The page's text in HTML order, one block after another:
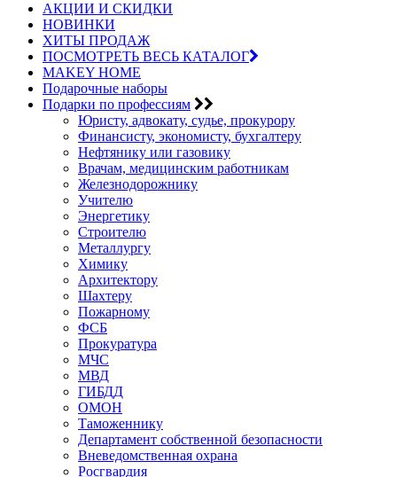
АКЦИИ И СКИДКИ
НОВИНКИ
ХИТЫ ПРОДАЖ
ПОСМОТРЕТЬ ВЕСЬ КАТАЛОГ
MAKEY HOME
Подарочные наборы
Подарки по профессиям
Юристу, адвокату, судье, прокурору
Финансисту, экономисту, бухгалтеру
Нефтянику или газовику
Врачам, медицинским работникам
Железнодорожнику
Учителю
Энергетику
Строителю
Металлургу
Химику
Архитектору
Шахтеру
Пожарному
ФСБ
Прокуратура
МЧС
МВД
ГИБДД
ОМОН
Таможеннику
Департамент собственной безопасности
Вневедомственная охрана
Росгвардия